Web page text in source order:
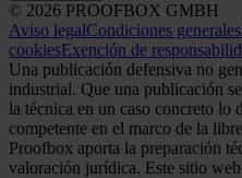
© 2026 PROOFBOX GMBH
Aviso legalCondiciones generales
cookiesExención de
Una publicación defensiva no
industrial. Que una publicación
la técnica en un caso concreto lo
competente en el marco de la
Proofbox aporta la preparación
valoración jurídica. Este sitio